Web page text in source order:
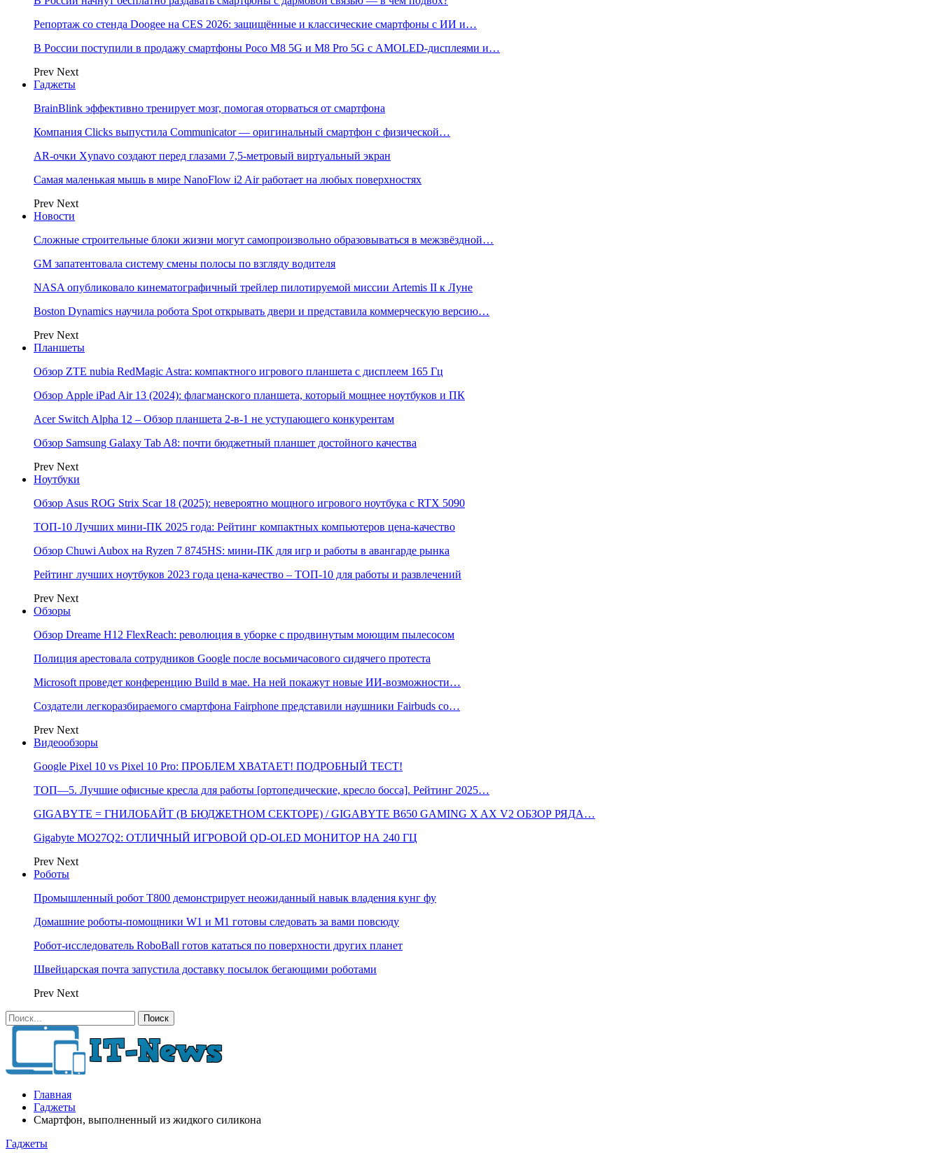
Репортаж со стенда Doogee на CES 2026: защищённые и классические смартфоны с ИИ и…
В России поступили в продажу смартфоны Poco M8 5G и M8 Pro 5G с AMOLED-дисплеями и…
Prev Next
Гаджеты
BrainBlink эффективно тренирует мозг, помогая оторваться от смартфона
Компания Clicks выпустила Communicator — оригинальный смартфон с физической…
AR-очки Xynavo создают перед глазами 7,5-метровый виртуальный экран
Самая маленькая мышь в мире NanoFlow i2 Air работает на любых поверхностях
Prev Next
Новости
Сложные строительные блоки жизни могут самопроизвольно образовываться в межзвёздной…
GM запатентовала систему смены полосы по взгляду водителя
NASA опубликовало кинематографичный трейлер пилотируемой миссии Artemis II к Луне
Boston Dynamics научила робота Spot открывать двери и представила коммерческую версию…
Prev Next
Планшеты
Обзор ZTE nubia RedMagic Astra: компактного игрового планшета с дисплеем 165 Гц
Обзор Apple iPad Air 13 (2024): флагманского планшета, который мощнее ноутбуков и ПК
Acer Switch Alpha 12 – Обзор планшета 2-в-1 не уступающего конкурентам
Обзор Samsung Galaxy Tab A8: почти бюджетный планшет достойного качества
Prev Next
Ноутбуки
Обзор Asus ROG Strix Scar 18 (2025): невероятно мощного игрового ноутбука с RTX 5090
ТОП-10 Лучших мини-ПК 2025 года: Рейтинг компактных компьютеров цена-качество
Обзор Chuwi Aubox на Ryzen 7 8745HS: мини-ПК для игр и работы в авангарде рынка
Рейтинг лучших ноутбуков 2023 года цена-качество – ТОП-10 для работы и развлечений
Prev Next
Обзоры
Обзор Dreame H12 FlexReach: революция в уборке с продвинутым моющим пылесосом
Полиция арестовала сотрудников Google после восьмичасового сидячего протеста
Microsoft проведет конференцию Build в мае. На ней покажут новые ИИ-возможности…
Создатели легкоразбираемого смартфона Fairphone представили наушники Fairbuds со…
Prev Next
Видеообзоры
Google Pixel 10 vs Pixel 10 Pro: ПРОБЛЕМ ХВАТАЕТ! ПОДРОБНЫЙ ТЕСТ!
ТОП—5. Лучшие офисные кресла для работы [ортопедические, кресло босса]. Рейтинг 2025…
GIGABYTE = ГНИЛОБАЙТ (В БЮДЖЕТНОМ СЕКТОРЕ) / GIGABYTE B650 GAMING X AX V2 ОБЗОР РЯДА…
Gigabyte MO27Q2: ОТЛИЧНЫЙ ИГРОВОЙ QD-OLED МОНИТОР НА 240 ГЦ
Prev Next
Роботы
Промышленный робот Т800 демонстрирует неожиданный навык владения кунг фу
Домашние роботы-помощники W1 и M1 готовы следовать за вами повсюду
Робот-исследователь RoboBall готов кататься по поверхности других планет
Швейцарская почта запустила доставку посылок бегающими роботами
Prev Next
Главная
Гаджеты
Смартфон, выполненный из жидкого силикона
Гаджеты